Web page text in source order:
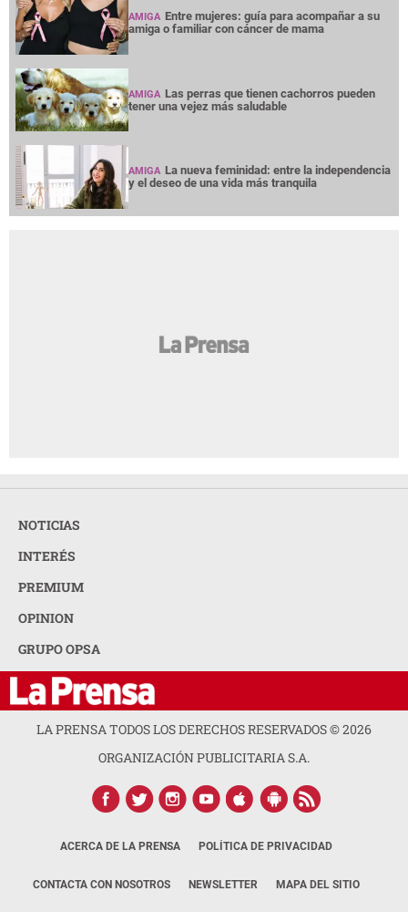
AMIGA Entre mujeres: guía para acompañar a su
amiga o familiar con cáncer de mama
AMIGA Las perras que tienen cachorros pueden
tener una vejez más saludable
AMIGA La nueva feminidad: entre la independencia
y el deseo de una vida más tranquila
NOTICIAS
INTERÉS
PREMIUM
OPINION
GRUPO OPSA
LA PRENSA TODOS LOS DERECHOS RESERVADOS ©2026
ORGANIZACIÓN PUBLICITARIA S.A.
ACERCA DE LA PRENSA POLÍTICA DE PRIVACIDAD
CONTACTA CON NOSOTROS NEWSLETTER MAPA DEL SITIO